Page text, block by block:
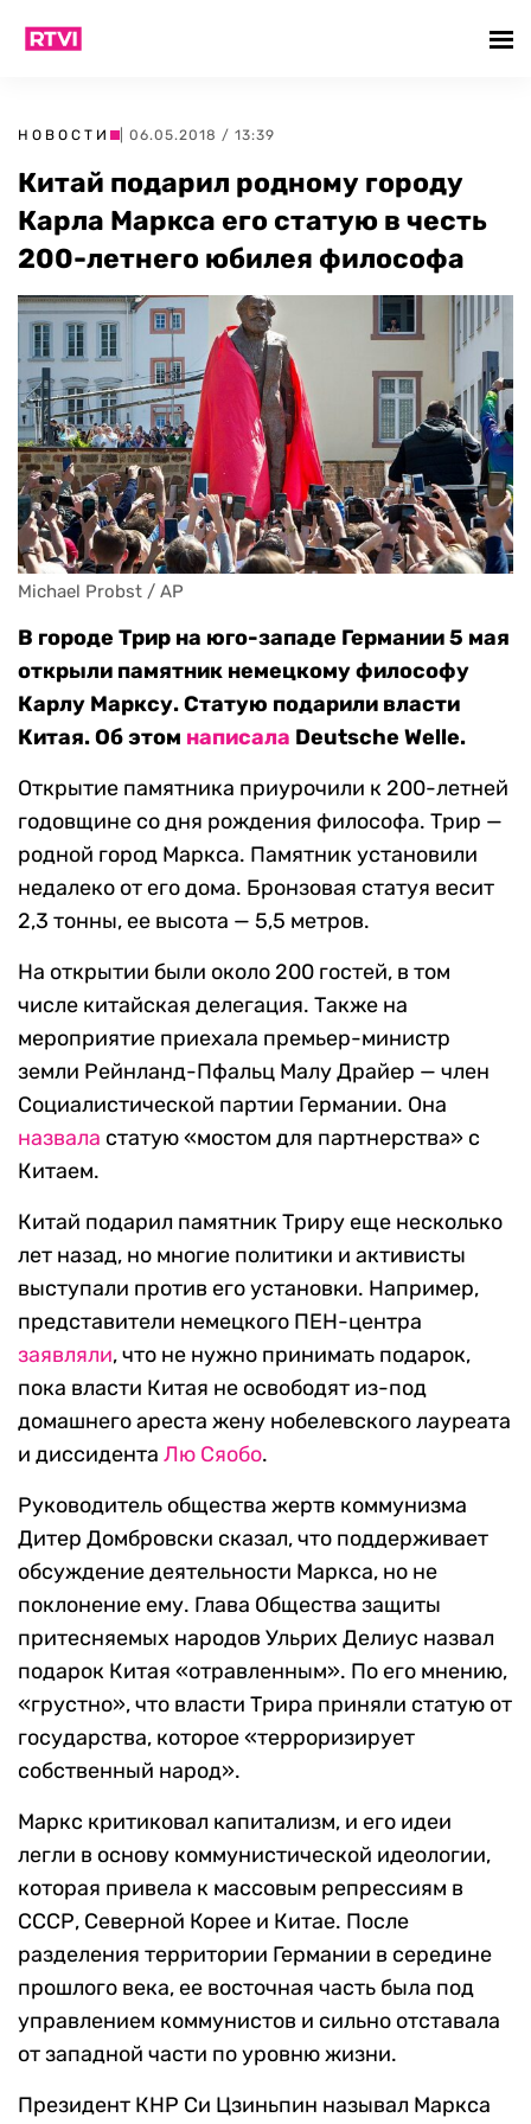
НОВОСТИ | 06.05.2018 / 13:39
Китай подарил родному городу
Карла Маркса его статую в честь
200-летнего юбилея философа
Michael Probst / AP
В городе Трир на юго-западе Германии 5 мая
открыли памятник немецкому философу
Карлу Марксу. Статую подарили власти
Китая. Об этом написала Deutsche Welle.
Открытие памятника приурочили к 200-летней
годовщине со дня рождения философа. Трир —
родной город Маркса. Памятник установили
недалеко от его дома. Бронзовая статуя весит
2,3 тонны, ее высота — 5,5 метров.
На открытии были около 200 гостей, в том
числе китайская делегация. Также на
мероприятие приехала премьер-министр
земли Рейнланд-Пфальц Малу Драйер — член
Социалистической партии Германии. Она
назвала статую «мостом для партнерства» с
Китаем.
Китай подарил памятник Триру еще несколько
лет назад, но многие политики и активисты
выступали против его установки. Например,
представители немецкого ПЕН-центра
заявляли, что не нужно принимать подарок,
пока власти Китая не освободят из-под
домашнего ареста жену нобелевского лауреата
и диссидента Лю Сяобо.
Руководитель общества жертв коммунизма
Дитер Домбровски сказал, что поддерживает
обсуждение деятельности Маркса, но не
поклонение ему. Глава Общества защиты
притесняемых народов Ульрих Делиус назвал
подарок Китая «отравленным». По его мнению,
«грустно», что власти Трира приняли статую от
государства, которое «терроризирует
собственный народ».
Маркс критиковал капитализм, и его идеи
легли в основу коммунистической идеологии,
которая привела к массовым репрессиям в
СССР, Северной Корее и Китае. После
разделения территории Германии в середине
прошлого века, ее восточная часть была под
управлением коммунистов и сильно отставала
от западной части по уровню жизни.
Президент КНР Си Цзиньпин называл Маркса